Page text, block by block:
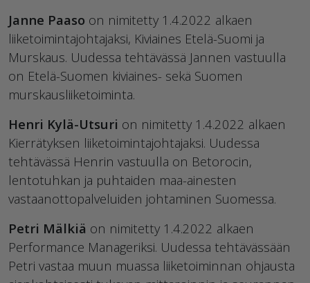
Janne Paaso on nimitetty 1.4.2022 alkaen
liiketoimintajohtajaksi, Kiviaines Etelä-Suomi ja
Murskaus. Uudessa tehtävässä Jannen vastuulla
on Etelä-Suomen kiviaines- sekä Suomen
murskausliiketoiminta.
Henri Kylä-Utsuri on nimitetty 1.4.2022 alkaen
Kierrätyksen liiketoimintajohtajaksi. Uudessa
tehtävässä Henrin vastuulla on Betorocin,
lentotuhkan ja puhtaiden maa-ainesten
vastaanottopalveluiden johtaminen Suomessa.
Petri Mälkiä on nimitetty 1.4.2022 alkaen
Performance Manageriksi. Uudessa tehtävässään
Petri vastaa muun muassa liiketoiminnan ohjausta